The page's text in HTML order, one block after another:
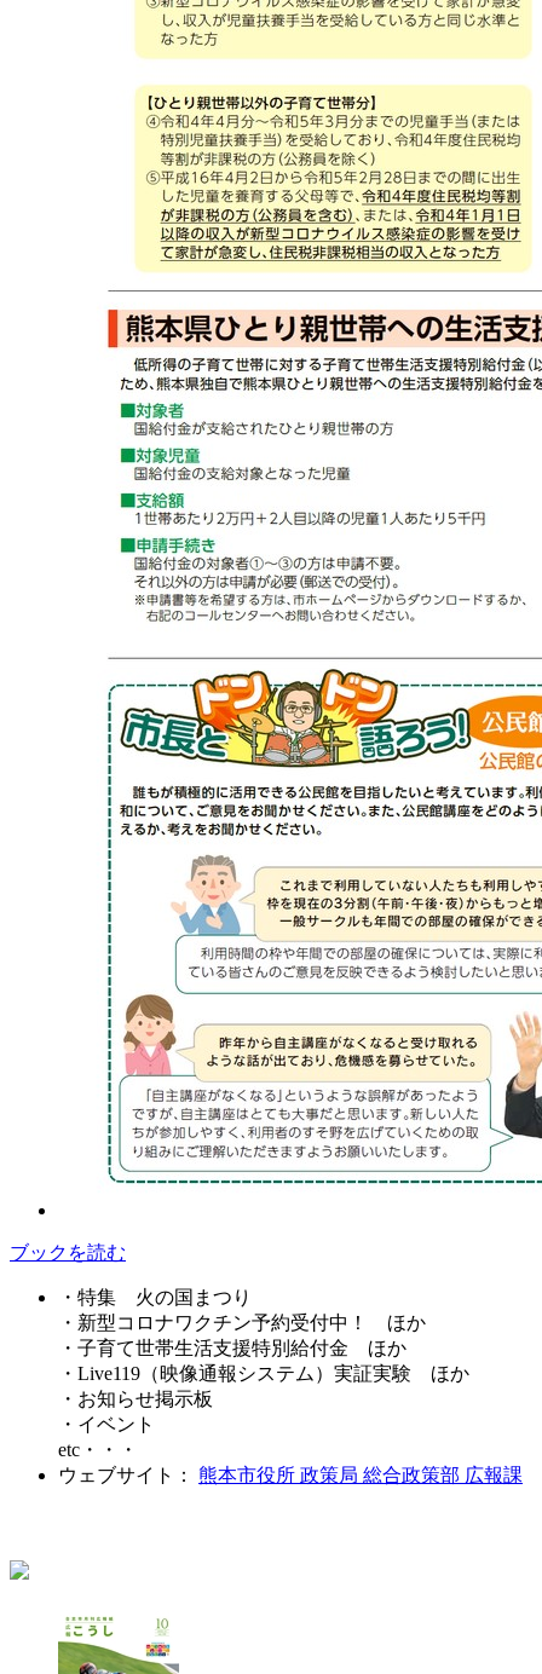
ブックを読む
・特集 火の国まつり
・新型コロナワクチン予約受付中！ ほか
・子育て世帯生活支援特別給付金 ほか
・Live119（映像通報システム）実証実験 ほか
・お知らせ掲示板
・イベント
etc・・・
ウェブサイト： 熊本市役所 政策局 総合政策部 広報課